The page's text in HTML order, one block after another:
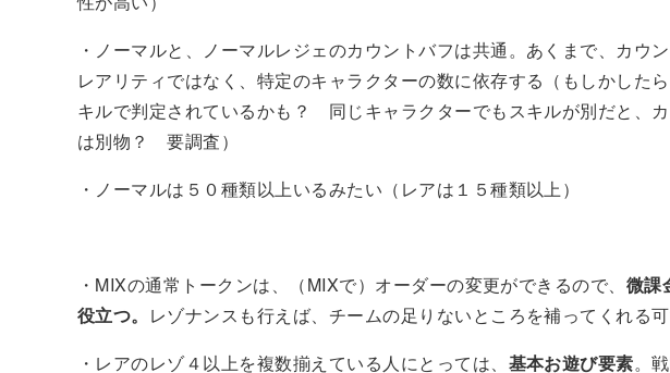
・ノーマルと、ノーマルレジェのカウントバフは共通。あくまで、カウン
レアリティではなく、特定のキャラクターの数に依存する（もしかした
キルで判定されているかも？ 同じキャラクターでもスキルが別だと、
は別物？ 要調査）
・ノーマルは５０種類以上いるみたい（レアは１５種類以上）
・MIXの通常トークンは、（MIXで）オーダーの変更ができるので、 微課
役立つ。 レゾナンスも行えば、チームの足りないところを補ってくれる
・レアのレゾ４以上を複数揃えている人にとっては、 基本お遊び要素。